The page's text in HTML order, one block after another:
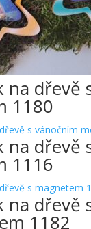
na dřevě
1180
na dřevě
1116
na dřevě
1182